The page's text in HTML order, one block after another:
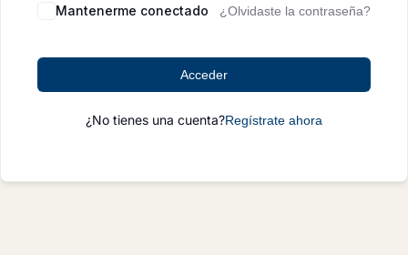
Mantenerme conectado ¿Olvidaste la contraseña?
Acceder
¿No tienes una cuenta?Regístrate ahora